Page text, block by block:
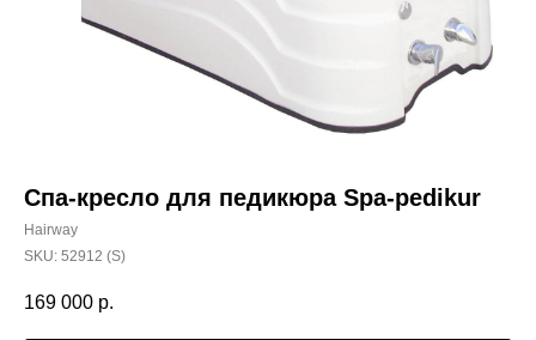
Спа-кресло для педикюра Spa-pedikur
Hairway
SKU: 52912 (S)
169 000 р.